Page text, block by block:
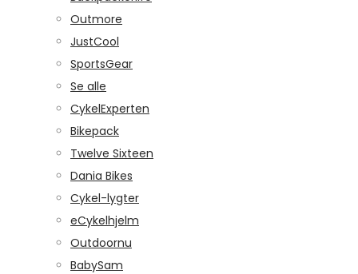
Outmore
JustCool
SportsGear
Se alle
CykelExperten
Bikepack
Twelve Sixteen
Dania Bikes
Cykel-lygter
eCykelhjelm
Outdoornu
BabySam